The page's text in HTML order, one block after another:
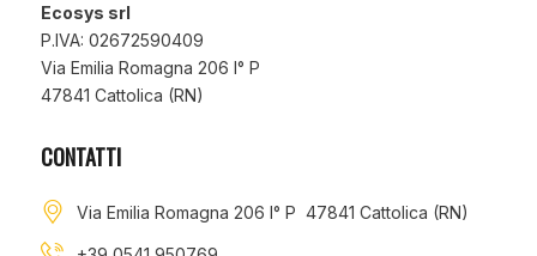
Ecosys srl
P.IVA: 02672590409
Via Emilia Romagna 206 I° P
47841 Cattolica (RN)
CONTATTI
Via Emilia Romagna 206 I° P 47841 Cattolica (RN)